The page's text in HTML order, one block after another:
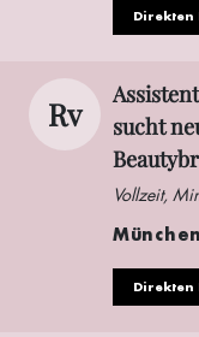
Direkten
Rv
sucht
Vollzeit,
München
Direkten